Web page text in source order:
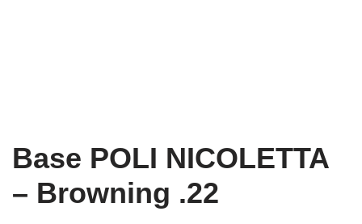
Base POLI NICOLETTA
– Browning .22